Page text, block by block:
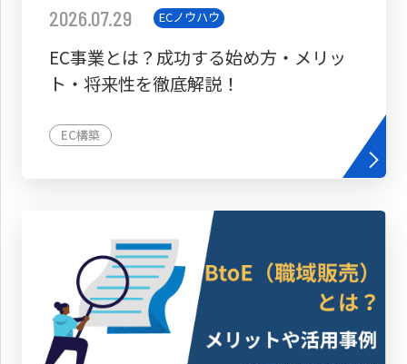
2026.07.29 ECノウハウ
EC事業とは？成功する始め方・メリッ
ト・将来性を徹底解説！
EC構築